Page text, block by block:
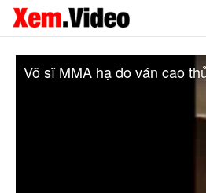
Võ sĩ MMA hạ đo ván cao